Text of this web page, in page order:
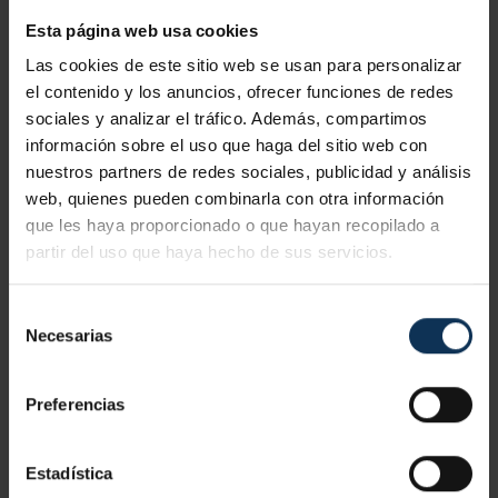
Esta página web usa cookies
Las cookies de este sitio web se usan para personalizar
el contenido y los anuncios, ofrecer funciones de redes
sociales y analizar el tráfico. Además, compartimos
información sobre el uso que haga del sitio web con
nuestros partners de redes sociales, publicidad y análisis
web, quienes pueden combinarla con otra información
que les haya proporcionado o que hayan recopilado a
partir del uso que haya hecho de sus servicios.
Necesarias
Preferencias
Estadística
4
6
7 8 9 10 11
13
14 15 16 17 18
24
27
28 29 30 31
AGOSTO
L D
2
10
16